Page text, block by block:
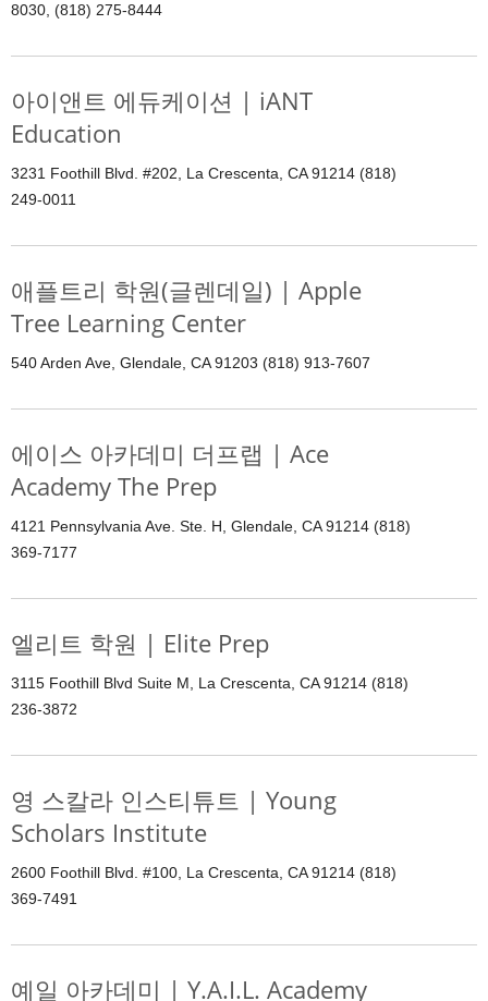
8030, (818) 275-8444
아이앤트 에듀케이션 | iANT
Education
3231 Foothill Blvd. #202, La Crescenta, CA 91214 (818)
249-0011
애플트리 학원(글렌데일) | Apple
Tree Learning Center
540 Arden Ave, Glendale, CA 91203 (818) 913-7607
에이스 아카데미 더프랩 | Ace
Academy The Prep
4121 Pennsylvania Ave. Ste. H, Glendale, CA 91214 (818)
369-7177
엘리트 학원 | Elite Prep
3115 Foothill Blvd Suite M, La Crescenta, CA 91214 (818)
236-3872
영 스칼라 인스티튜트 | Young
Scholars Institute
2600 Foothill Blvd. #100, La Crescenta, CA 91214 (818)
369-7491
예일 아카데미 | Y.A.I.L. Academy